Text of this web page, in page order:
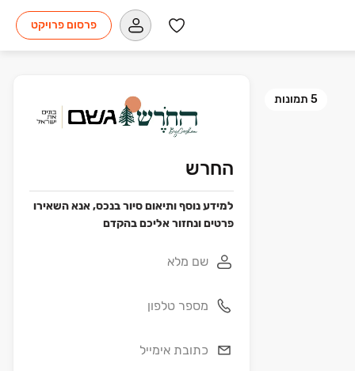
פרסום פרויקט
5 תמונות
החרש
למידע נוסף ותיאום סיור בנכס, אנא השאירו
פרטים ונחזור אליכם בהקדם